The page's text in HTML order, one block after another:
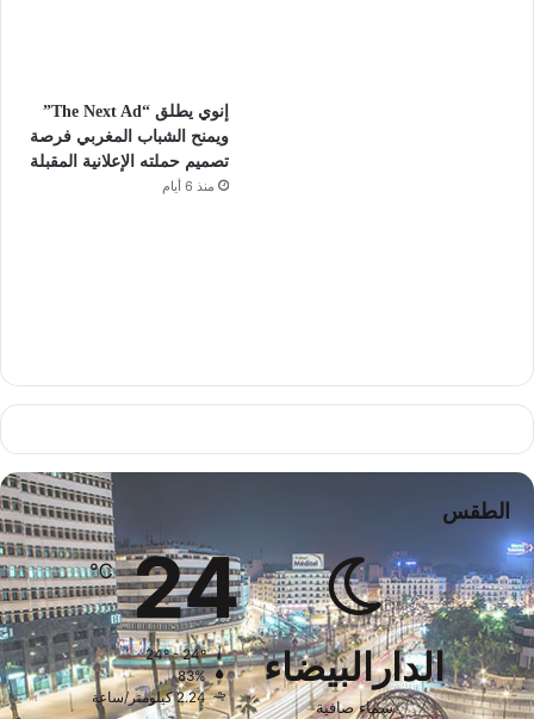
إنوي يطلق “The Next Ad”
ويمنح الشباب المغربي فرصة
تصميم حملته الإعلانية المقبلة
منذ 6 أيام
الطقس
الدارالبيضاء
سماء صافية
24
℃
24º - 24º
83%
2.24 كيلومتر/ساعة